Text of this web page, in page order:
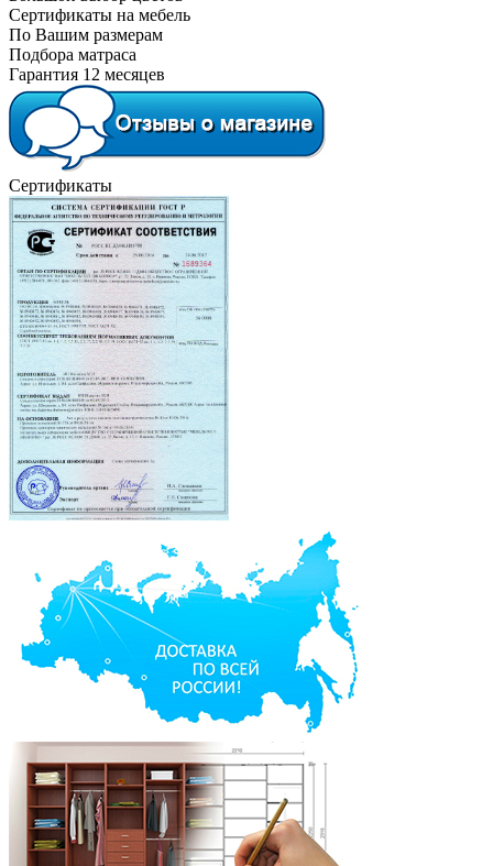
Сертификаты на мебель
По Вашим размерам
Подбора матраса
Гарантия 12 месяцев
Сертификаты